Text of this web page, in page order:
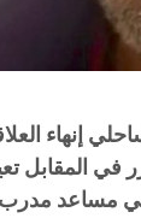
إنهاء
في المقابل
مساعد